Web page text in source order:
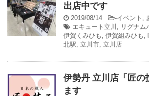
出店中です
2019/08/14 -イベント ,
エキュート立川 , リグナム
伊賀くみひも , 伊賀組みひも ,
北駅, 立川市, 立川店
伊勢丹 立川店「匠の
ます